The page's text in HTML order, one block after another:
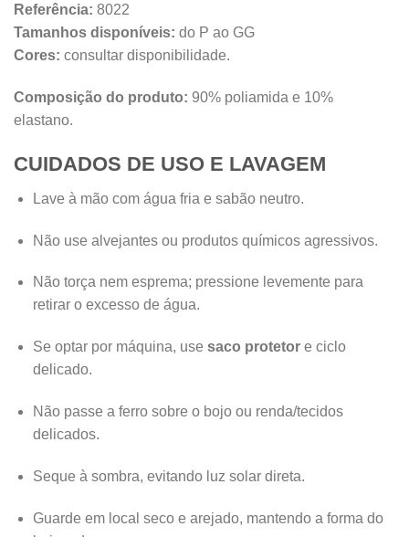
Referência: 8022
Tamanhos disponíveis: do P ao GG
Cores: consultar disponibilidade.
Composição do produto: 90% poliamida e 10%
elastano.
CUIDADOS DE USO E LAVAGEM
Lave à mão com água fria e sabão neutro.
Não use alvejantes ou produtos químicos agressivos.
Não torça nem esprema; pressione levemente para
retirar o excesso de água.
Se optar por máquina, use saco protetore ciclo
delicado.
Não passe a ferro sobre o bojo ou renda/tecidos
delicados.
Seque à sombra, evitando luz solar direta.
Guarde em local seco e arejado, mantendo a forma do